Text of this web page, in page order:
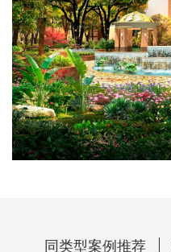
同类型案例推荐